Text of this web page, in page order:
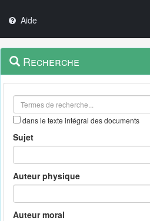
Aide
Navigation
outils
Menu
contextuel
Recherche
dans le texte intégral des documents
Sujet
Auteur physique
Auteur moral